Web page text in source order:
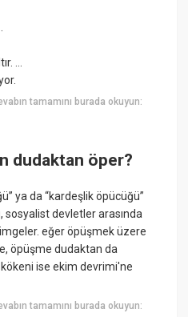
...
tamamını burada okuyun:
dudaktan öper?
ya da “kardeşlik öpücüğü”
sosyalist devletler arasında
eğer öpüşmek üzere
öpüşme dudaktan da
ise ekim devrimi'ne
tamamını burada okuyun: